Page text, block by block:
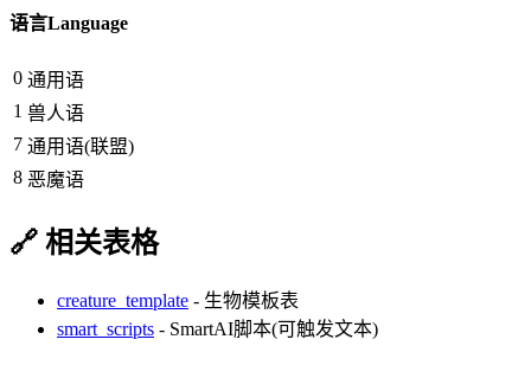
语言Language
0 通用语
1 兽人语
7 通用语(联盟)
8 恶魔语
🔗 相关表格
creature_template - 生物模板表
smart_scripts - SmartAI脚本(可触发文本)